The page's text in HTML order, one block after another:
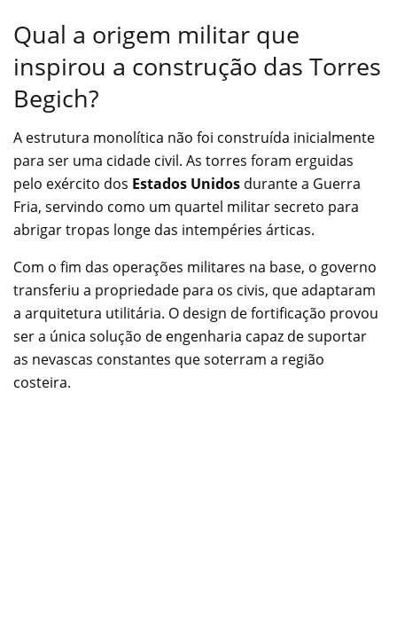
Qual a origem militar que
inspirou a construção das Torres
Begich?
A estrutura monolítica não foi construída inicialmente
para ser uma cidade civil. As torres foram erguidas
pelo exército dos Estados Unidos durante a Guerra
Fria, servindo como um quartel militar secreto para
abrigar tropas longe das intempéries árticas.
Com o fim das operações militares na base, o governo
transferiu a propriedade para os civis, que adaptaram
a arquitetura utilitária. O design de fortificação provou
ser a única solução de engenharia capaz de suportar
as nevascas constantes que soterram a região
costeira.